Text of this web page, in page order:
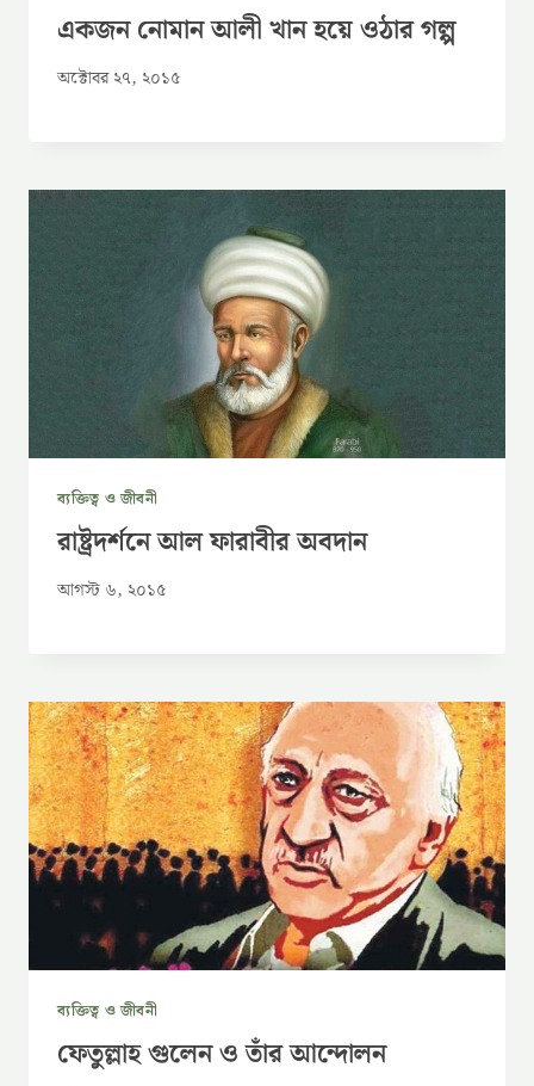
একজন নোমান আলী খান হয়ে ওঠার গল্প
অক্টোবর ২৭, ২০১৫
ব্যক্তিত্ব ও জীবনী
রাষ্ট্রদর্শনে আল ফারাবীর অবদান
আগস্ট ৬, ২০১৫
ব্যক্তিত্ব ও জীবনী
ফেতুল্লাহ গুলেন ও তাঁর আন্দোলন